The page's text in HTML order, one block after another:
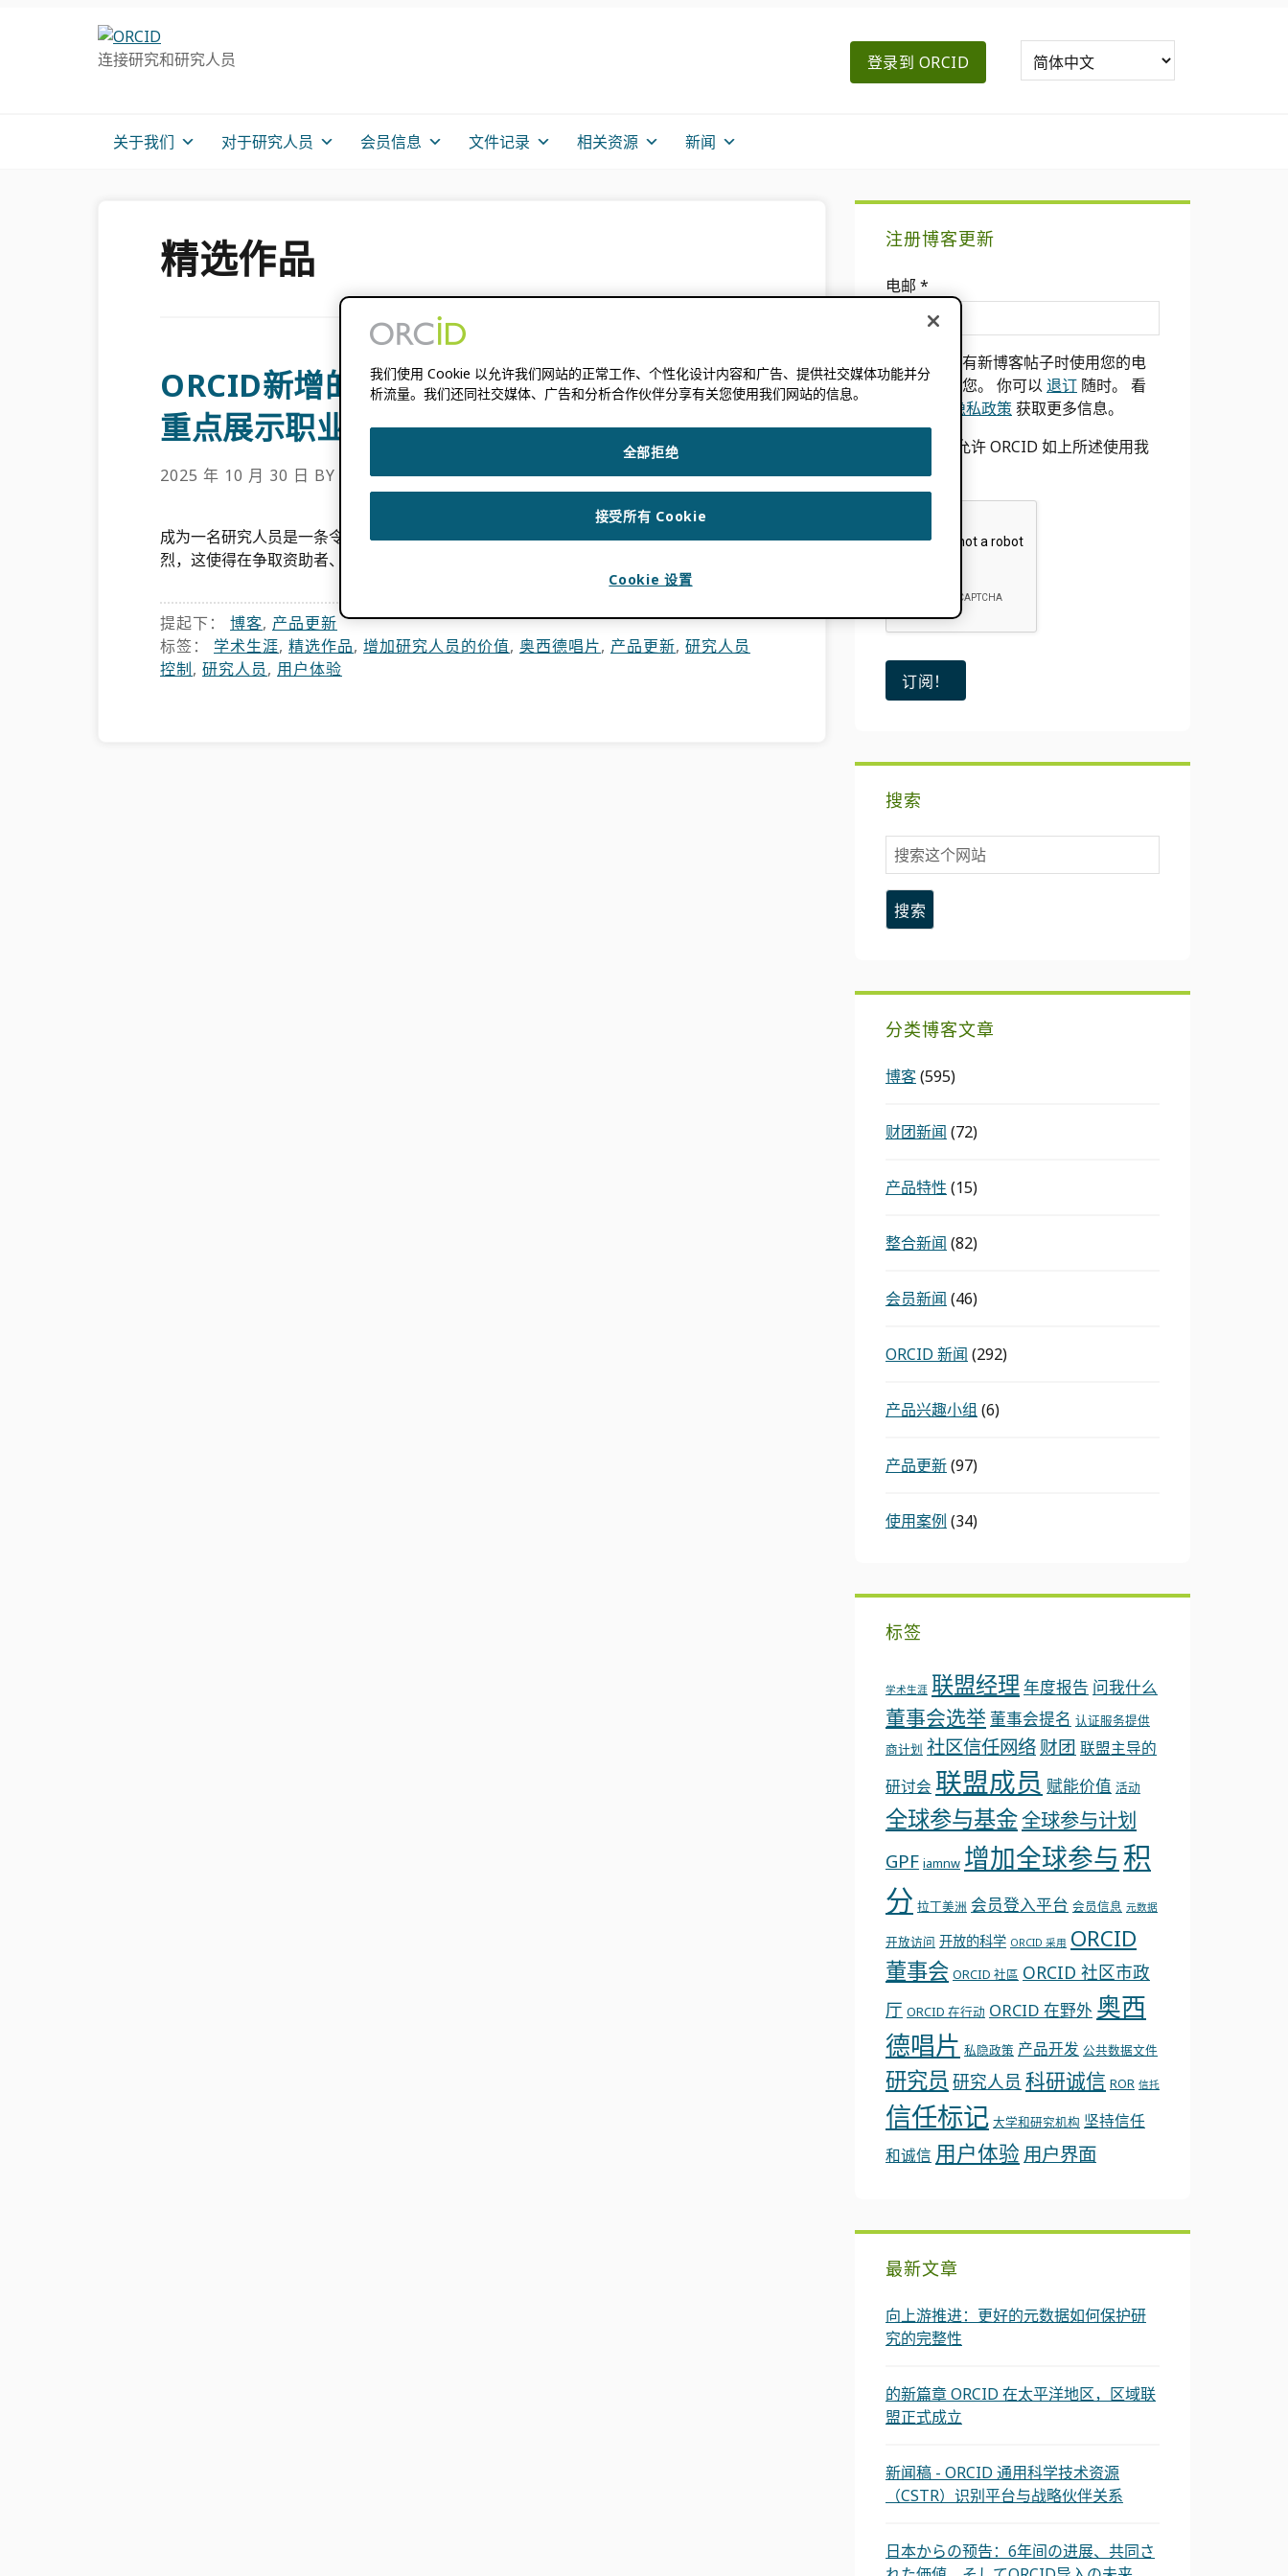
连接研究和研究人员 登录到 ORCID
关于我们 对于研究人员 会员信息 文件记录 相关资源 新闻
精选作品
ORCID新增的“精选作品”栏目帮助研究人员
重点展示职业生涯亮点
2025 年 10 月 30 日 BY ORCID
成为一名研究人员是一条令人兴奋且充满成就感的职业道路，但学术界的竞争也异常激
烈，这使得在争取资助者、合作者或招聘人员的关注时面临更大的压力。[…]
提起下： 博客, 产品更新
标签： 学术生涯, 精选作品, 增加研究人员的价值, 奥西德唱片, 产品更新, 研究人员
控制, 研究人员, 用户体验
侧
栏
注册博客更新
电邮 *
我们只会在有新博客帖子时使用您的电
子邮件通知您。 你可以 退订 随时。 看
隐私政策 获取更多信息。
我同意允许 ORCID 如上所述使用我
的电子邮件
搜索
搜
索
这
个
分类博客文章
博客(595)
财团新闻 (72)
产品特性 (15)
整合新闻 (82)
会员新闻 (46)
ORCID 新闻 (292)
产品兴趣小组 (6)
产品更新(97)
使用案例 (34)
标签
学术生涯 联盟经理 年度报告 问我什么
董事会选举 董事会提名 认证服务提供
商计划 社区信任网络 财团 联盟主导的
研讨会 联盟成员 赋能价值 活动
全球参与基金全球参与计划
GPF iamnw 增加全球参与 积
分 拉丁美洲 会员登入平台 会员信息 元数据
开放访问 开放的科学 ORCID 采用 ORCID
董事会 ORCID 社區 ORCID 社区市政
厅 ORCID 在行动 ORCID 在野外 奥西
德唱片 私隐政策 产品开发 公共数据文件
研究员 研究人员 科研诚信 ROR 信托
信任标记 大学和研究机构 坚持信任
和诚信 用户体验 用户界面
最新文章
向上游推进：更好的元数据如何保护研
究的完整性
的新篇章 ORCID 在太平洋地区，区域联
盟正式成立
新闻稿 - ORCID 通用科学技术资源
（CSTR）识别平台与战略伙伴关系
日本からの预告：6年间の进展、共同さ
我们使用 Cookie 以允许我们网站的正常工作、个性化设计内容和广告、提供社交媒体功能并分
析流量。我们还同社交媒体、广告和分析合作伙伴分享有关您使用我们网站的信息。
全部拒绝
接受所有 Cookie
Cookie 设置